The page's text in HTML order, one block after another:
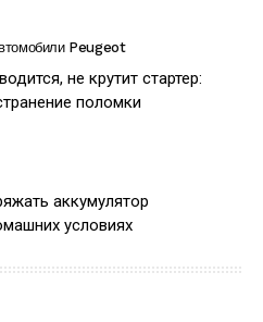
Peugeot
не крутит стартер:
поломки
аккумулятор
условиях